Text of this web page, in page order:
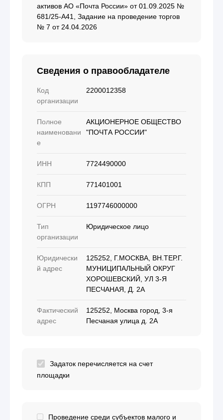
активов АО «Почта России» от 01.09.2025 №
681/25-А41, Задание на проведение торгов
№ 7 от 24.04.2026
Сведения о правообладателе
Код
организации
2200012358
Полное
наименовани
е
АКЦИОНЕРНОЕ ОБЩЕСТВО
"ПОЧТА РОССИИ"
ИНН 7724490000
КПП 771401001
ОГРН 1197746000000
Тип
организации
Юридическое лицо
Юридически
й адрес
125252, Г.МОСКВА, ВН.ТЕР.Г.
МУНИЦИПАЛЬНЫЙ ОКРУГ
ХОРОШЕВСКИЙ, УЛ 3-Я
ПЕСЧАНАЯ, Д. 2А
Фактический
адрес
125252, Москва город, 3-я
Песчаная улица д. 2А
Задаток перечисляется на счет
площадки
Проведение среди субъектов малого и